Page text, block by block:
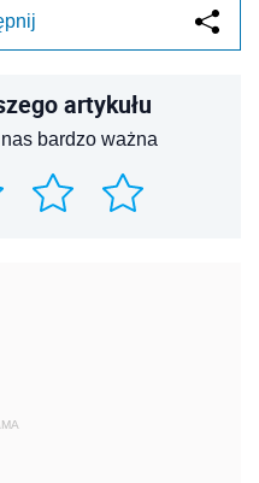
artykułu
bardzo ważna